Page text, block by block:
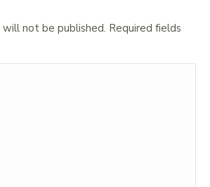
will not be published. Required fields